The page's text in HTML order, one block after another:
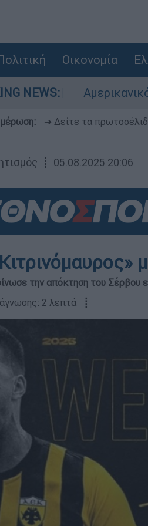
Οικονομία
NEWS:
Αμερικανικός
➔ Δείτε τα
┋ 05.08.2025 20:06
την απόκτηση του Σέρβου
2 λεπτά ┋